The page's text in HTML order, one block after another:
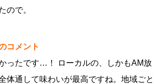
ので。
コメント
ったです…！ ローカルの、しかもAM放
体通して味わいが最高ですね。地域ごと